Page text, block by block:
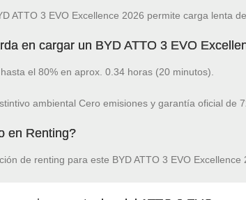
ATTO 3 EVO Excellence 2026 permite carga lenta
en cargar un BYD ATTO 3 EVO
el 80% en aprox. 0.34 horas (20 minutos).
ambiental Cero emisiones y garantía oficial de
en Renting?
de renting para este BYD ATTO 3 EVO